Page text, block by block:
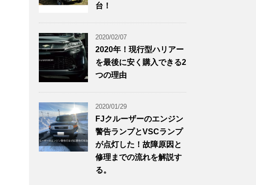
台！
2020/02/07
2020年！現行型ハリアー
を最後に安く購入できる2
つの理由
2020/01/29
FJクルーザーのエンジン
警告ランプとVSCランプ
が点灯した！故障原因と
修理までの流れを解説す
る。